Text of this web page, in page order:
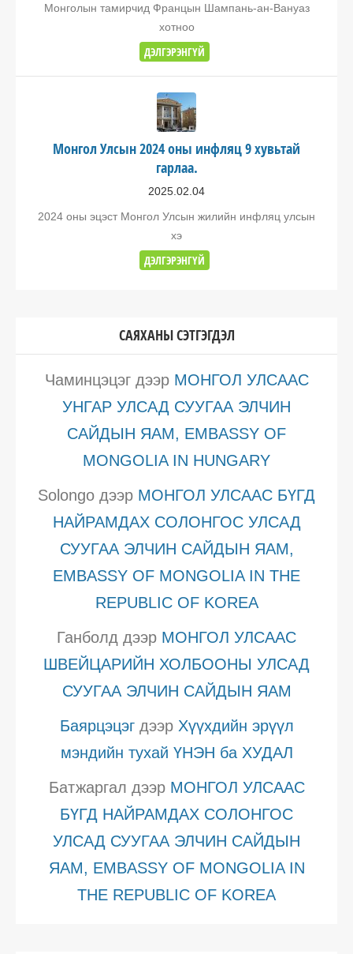
Монголын тамирчид Францын Шампань-ан-Вануаз
хотноо
ДЭЛГЭРЭНГҮЙ
Монгол Улсын 2024 оны инфляц 9 хувьтай
гарлаа.
2025.02.04
2024 оны эцэст Монгол Улсын жилийн инфляц улсын
хэ
ДЭЛГЭРЭНГҮЙ
САЯХАНЫ СЭТГЭГДЭЛ
Чаминцэцэгдээр МОНГОЛ УЛСААС
УНГАР УЛСАД СУУГАА ЭЛЧИН
САЙДЫН ЯАМ, EMBASSY OF
MONGOLIA IN HUNGARY
Solongo дээр МОНГОЛ УЛСААС БҮГД
НАЙРАМДАХ СОЛОНГОС УЛСАД
СУУГАА ЭЛЧИН САЙДЫН ЯАМ,
EMBASSY OF MONGOLIA IN THE
REPUBLIC OF KOREA
Ганболд дээр МОНГОЛ УЛСААС
ШВЕЙЦАРИЙН ХОЛБООНЫ УЛСАД
СУУГАА ЭЛЧИН САЙДЫН ЯАМ
Баярцэцэгдээр Хүүхдийн эрүүл
мэндийн тухай ҮНЭН ба ХУДАЛ
Батжаргал дээр МОНГОЛ УЛСААС
БҮГД НАЙРАМДАХ СОЛОНГОС
УЛСАД СУУГАА ЭЛЧИН САЙДЫН
ЯАМ, EMBASSY OF MONGOLIA IN
THE REPUBLIC OF KOREA